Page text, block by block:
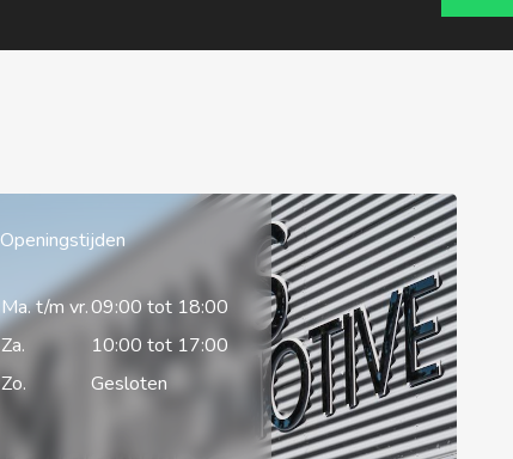
Openingstijden
Ma. t/m vr.09:00 tot 18:00
Za.
10:00 tot 17:00
Zo.
Gesloten